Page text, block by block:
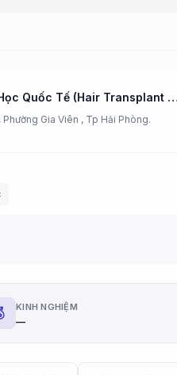
Nhân viên Phòng khám Cấy Ghép Tóc Y Học Quốc Tế (Hair Transplant Clinic Staff)
Gia Viên , Tp Hải Phòng.
KINH NGHIỆM
—